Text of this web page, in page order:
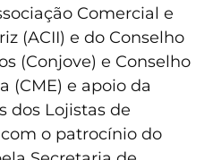
Comercial e
(ACII) e do Conselho
(Conjove) e Conselho
(CME) e apoio da
dos Lojistas de
o patrocínio do